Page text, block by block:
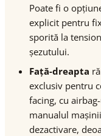
Poate fi o
explicit pentru
sporită la
șezutului.
Față-dreapta
exclusiv pentru
facing, cu
manualul
dezactivare,